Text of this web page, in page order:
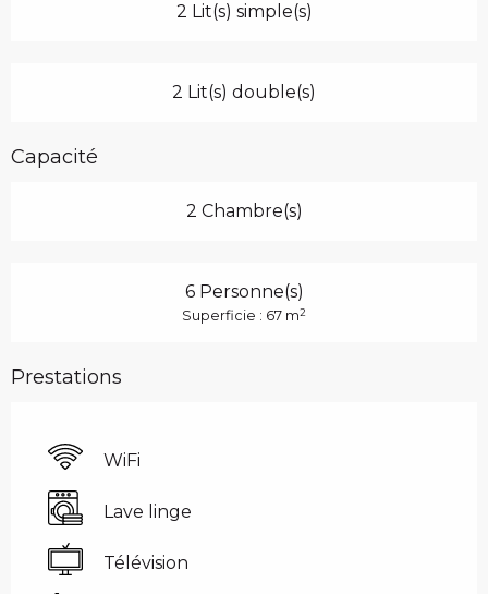
2 Lit(s) simple(s)
2 Lit(s) double(s)
Capacité
2 Chambre(s)
6 Personne(s)
Superficie : 67 m2
Prestations
WiFi
Lave linge
Télévision